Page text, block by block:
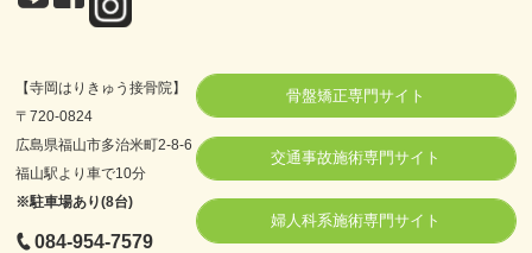
【寺岡はりきゅう接骨院】
〒720-0824
広島県福山市多治米町2-8-6
福山駅より車で10分
※駐車場あり(8台)
084-954-7579
骨盤矯正専門サイト
交通事故施術専門サイト
婦人科系施術専門サイト